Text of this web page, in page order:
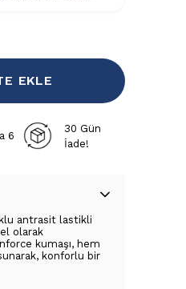
EKLE
6
30 Gün
İade!
antrasit lastikli
olarak
kumaşı, hem
konforlu bir